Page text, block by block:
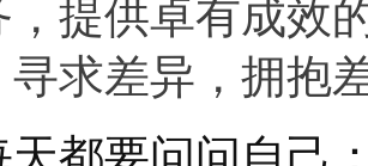
理心，对待
面地、真切